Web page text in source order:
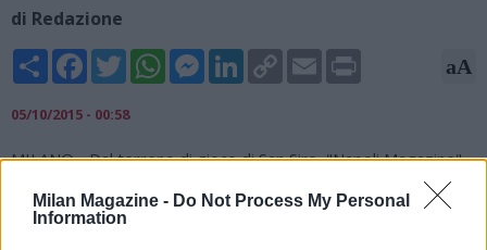
Milan Magazine - Do Not Process My Personal
Information
di Redazione
Share FacebookTwitterWhatsAppMessengerLinkedInCopy
Link
Email aA
05/10/2015 - 00:58
MILANO - Dal terreno di gioco di San Siro, "Napoli Magazine"
vi propone 20 scatti d'autore, in alta risoluzione, realizzati in
occasione del settimo turno del campionato di serie A. Vittoria
per 4-0 per il Napoli di Sarri contro il Milan.